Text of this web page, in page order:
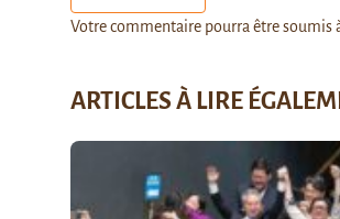
Votre commentaire pourra être soumis
ARTICLES À LIRE